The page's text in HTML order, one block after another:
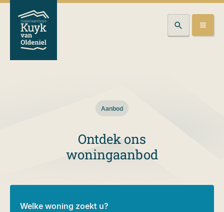
Aanbod
Ontdek ons
woningaanbod
Welke woning zoekt u?